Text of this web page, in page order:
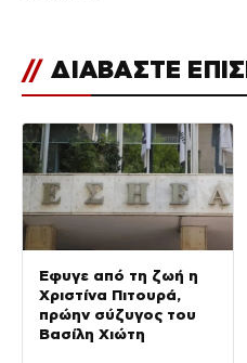
// ΔΙΑΒΑΣΤΕ
Έφυγε από τη ζωή η
Χριστίνα Πιτουρά,
πρώην σύζυγος του
Βασίλη Χιώτη